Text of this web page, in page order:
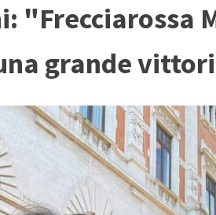
"Frecciarossa
grande